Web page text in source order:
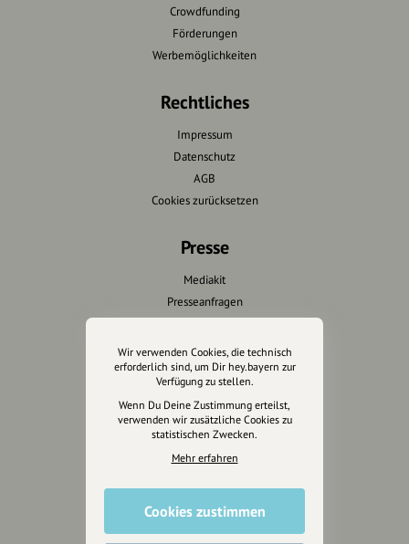
Crowdfunding
Förderungen
Werbemöglichkeiten
Rechtliches
Impressum
Datenschutz
AGB
Cookies zurücksetzen
Presse
Mediakit
Presseanfragen
Wir unterstützen Euch
Fotografie & mehr
Marketing
Anakin Design
Wir verwenden Cookies, die technisch
erforderlich sind, um Dir hey.bayern zur
Verfügung zu stellen.
Wenn Du Deine Zustimmung erteilst,
verwenden wir zusätzliche Cookies zu
statistischen Zwecken.
Mehr erfahren
Cookies zustimmen